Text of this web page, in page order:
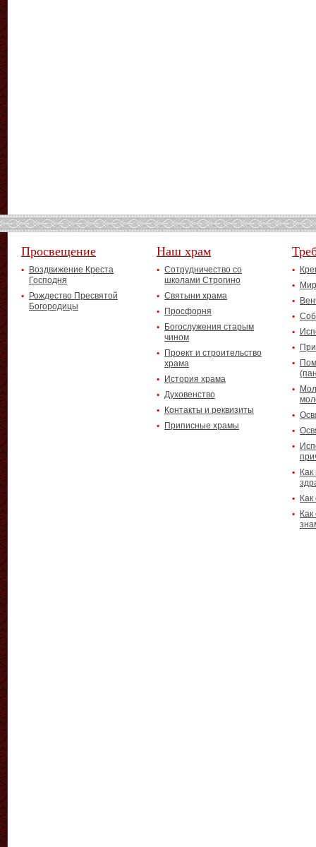
Просвещение
Воздвижение Креста
Господня
Рождество Пресвятой
Богородицы
Наш храм
Сотрудничество со
школами Строгино
Святыни храма
Просфорня
Богослужения старым
чином
Проект и строительство
храма
История храма
Духовенство
Контакты и реквизиты
Приписные храмы
Как